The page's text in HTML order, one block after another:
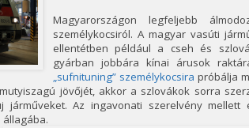
Magyarországon legfeljebb
személykocsiról. A magyar vasúti
ellentétben például a cseh és
gyárban jobbára kínai árusok
„sufnituning” személykocsira próbálja
jövőjét, akkor a szlovákok sorra
járműveket. Az ingavonati szerelvény
állagába.